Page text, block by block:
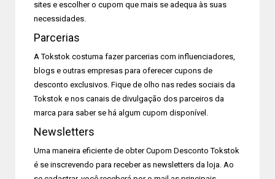
sites e escolher o cupom que mais se adequa às suas
necessidades.
Parcerias
A Tokstok costuma fazer parcerias com influenciadores,
blogs e outras empresas para oferecer cupons de
desconto exclusivos. Fique de olho nas redes sociais da
Tokstok e nos canais de divulgação dos parceiros da
marca para saber se há algum cupom disponível.
Newsletters
Uma maneira eficiente de obter Cupom Desconto Tokstok
é se inscrevendo para receber as newsletters da loja. Ao